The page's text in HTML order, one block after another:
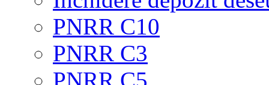
PNRR C10
PNRR C3
PNRR C5